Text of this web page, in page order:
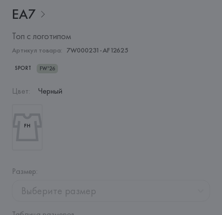
EA7
Топ с логотипом
Артикул товара: 7W000231-AF12625
SPORT FW'26
Цвет: Черный
Размер:
Выберите размер